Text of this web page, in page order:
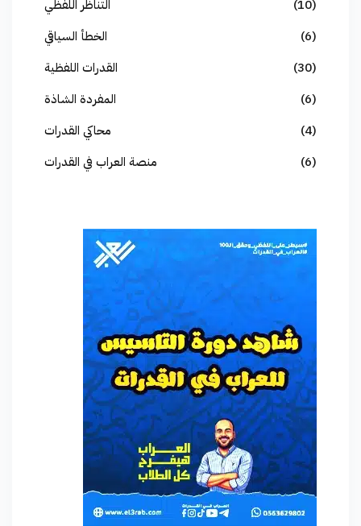
التناظر اللفظي
(10)
الخطأ السياقي
(6)
القدرات اللفظية
(30)
المفردة الشاذة
(6)
محاكي القدرات
(4)
منصة العراب في القدرات
(6)